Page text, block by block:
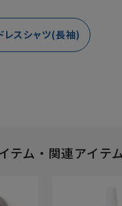
レスシャツ(長袖)
テム・関連アイテム